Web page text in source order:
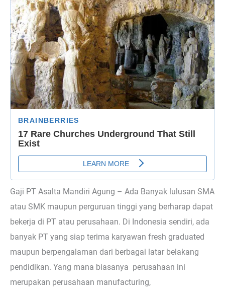
Gaji PT Asalta Mandiri Agung – Ada Banyak lulusan SMA
atau SMK maupun perguruan tinggi yang berharap dapat
bekerja di PT atau perusahaan. Di Indonesia sendiri, ada
banyak PT yang siap terima karyawan fresh graduated
maupun berpengalaman dari berbagai latar belakang
pendidikan. Yang mana biasanya perusahaan ini
merupakan perusahaan manufacturing,